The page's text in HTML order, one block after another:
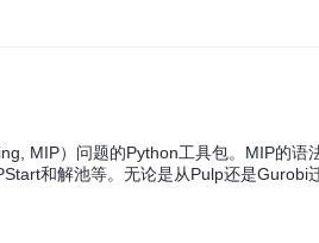
MIP）问题的Python工具包。MIP的语
和解池等。无论是从Pulp还是Gurobi